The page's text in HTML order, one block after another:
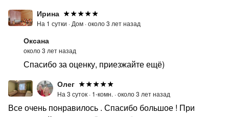
Ирина
На 1 сутки · Дом ·около 3 лет назад
Оксана
около 3 лет назад
Спасибо за оценку, приезжайте ещё)
Олег
На 3 суток · 1-комн. ·около 3 лет назад
Все очень понравилось . Спасибо большое ! При